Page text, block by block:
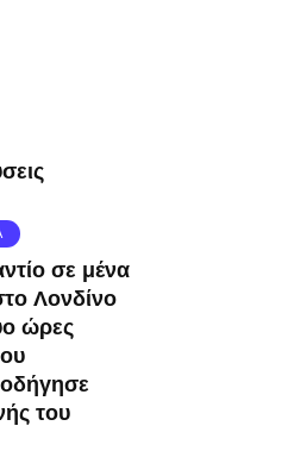
σε μένα
Λονδίνο
ώρες
του